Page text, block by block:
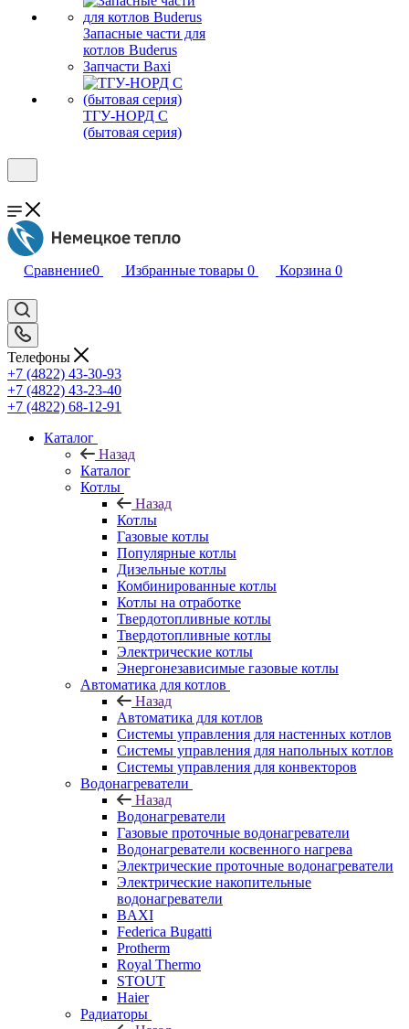
Запасные части для
котлов Buderus
Запчасти Baxi
ТГУ-НОРД С
(бытовая серия)
Сравнение0 Избранные товары 0 Корзина 0
Телефоны
+7 (4822) 43-30-93
+7 (4822) 43-23-40
+7 (4822) 68-12-91
Каталог
Назад
Каталог
Котлы
Назад
Котлы
Газовые котлы
Популярные котлы
Дизельные котлы
Комбинированные котлы
Котлы на отработке
Твердотопливные котлы
Твердотопливные котлы
Электрические котлы
Энергонезависимые газовые котлы
Автоматика для котлов
Назад
Автоматика для котлов
Системы управления для настенных котлов
Системы управления для напольных котлов
Системы управления для конвекторов
Водонагреватели
Назад
Водонагреватели
Газовые проточные водонагреватели
Водонагреватели косвенного нагрева
Электрические проточные водонагреватели
Электрические накопительные
водонагреватели
BAXI
Federica Bugatti
Protherm
Royal Thermo
STOUT
Haier
Радиаторы